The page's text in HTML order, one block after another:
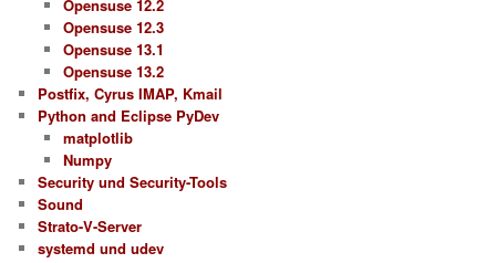
Opensuse 12.2
Opensuse 12.3
Opensuse 13.1
Opensuse 13.2
Postfix, Cyrus IMAP, Kmail
Python and Eclipse PyDev
matplotlib
Numpy
Security und Security-Tools
Sound
Strato-V-Server
systemd und udev